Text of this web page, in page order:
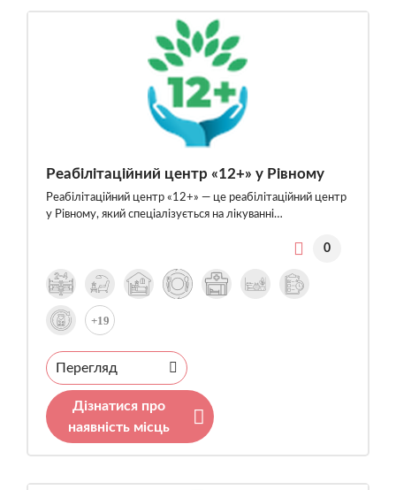
Реабілітаційний центр «12+» у Рівному
Реабілітаційний центр «12+» — це реабілітаційний центр
у Рівному, який спеціалізується на лікуванні…
0
+19
Перегляд
Дізнатися про
наявність місць